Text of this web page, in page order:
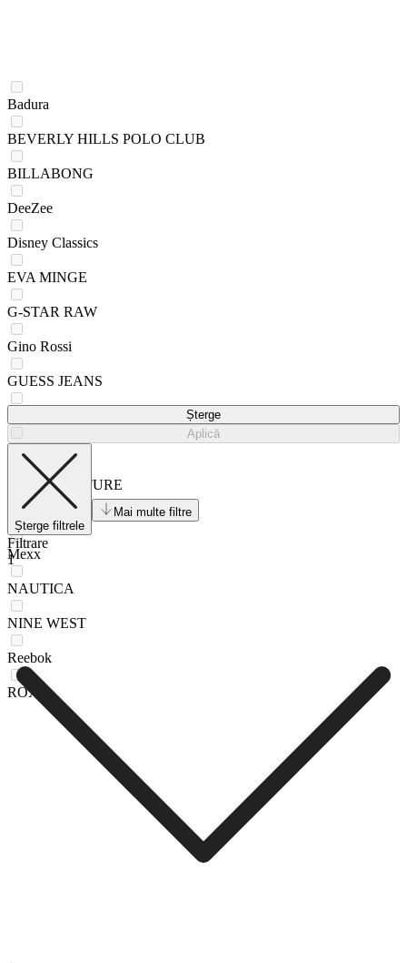
Badura
BEVERLY HILLS POLO CLUB
BILLABONG
DeeZee
Disney Classics
EVA MINGE
G-STAR RAW
Gino Rossi
GUESS JEANS
Jenny
JUICY COUTURE
Lasocki
Mexx
NAUTICA
NINE WEST
Reebok
ROXY
Șterge
Aplică
Șterge filtrele
Mai multe filtre
Filtrare
1